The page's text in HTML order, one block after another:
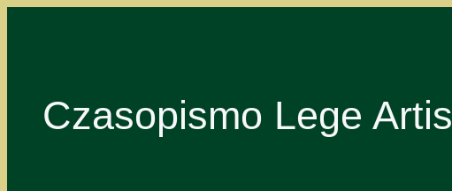
Czasopismo Lege Artis